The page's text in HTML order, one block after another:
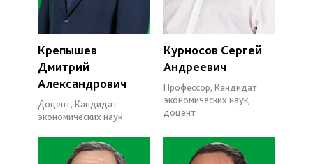
Крепышев
Дмитрий
Александрович
Доцент, Кандидат
экономических наук
Курносов Сергей
Андреевич
Профессор, Кандидат
экономических наук,
доцент